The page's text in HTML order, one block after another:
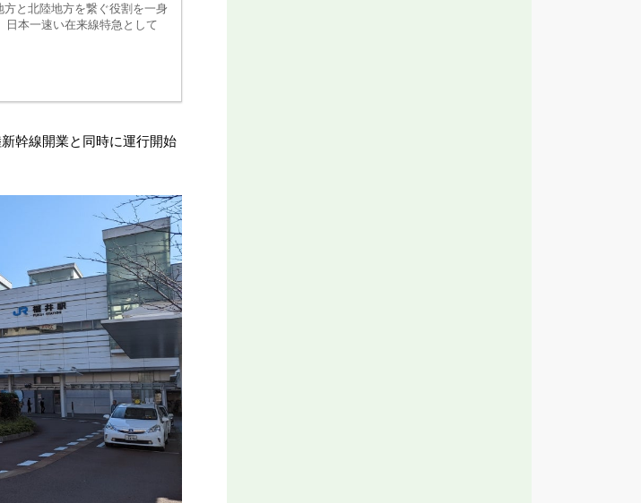
と北陸地方を繋ぐ役割を一身
本一速い在来線特急として
幹線開業と同時に運行開始